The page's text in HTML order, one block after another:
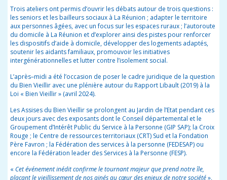
Trois ateliers ont permis d’ouvrir les débats autour de trois questions :
les seniors et les bailleurs sociaux à La Réunion ; adapter le territoire
aux personnes âgées, avec un focus sur les espaces ruraux ; l’autoroute
du domicile à La Réunion et d’explorer ainsi des pistes pour renforcer
les dispositifs d’aide à domicile, développer des logements adaptés,
soutenir les aidants familiaux, promouvoir les initiatives
intergénérationnelles et lutter contre l’isolement social.
L’après–midi a été l’occasion de poser le cadre juridique de la question
du Bien Vieillir avec une plénière autour du Rapport Libault (2019) à la
Loi « Bien Vieillir » (avril 2024).
Les Assises du Bien Vieillir se prolongent au Jardin de l’Etat pendant ces
deux jours avec des exposants dont le Conseil départemental et le
Groupement d’Intérêt Public du Service à la Personne (GIP SAP); la Croix
Rouge ; le Centre de ressources territoriaux (CRT) Sud et la Fondation
Père Favron ; la Fédération des services à la personne (FEDESAP) ou
encore la Fédération leader des Services à la Personne (FESP).
« Cet événement inédit confirme le tournant majeur que prend notre île,
plaçant le vieillissement de nos ainés au cœur des enjeux de notre société»,